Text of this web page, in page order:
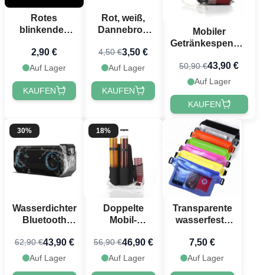
Rotes
blinkendes
Badge 3,5 cm
2,90 €
Auf Lager
KAUFEN
Rot, weiß,
Dannebrog
40 cm
PartyVikings
4,50 €3,50 €
Auf Lager
KAUFEN
Mobiler
Getränkespender
50,90 €43,90 €
Auf Lager
KAUFEN
30%
Wasserdichter
Bluetooth
62,90 €43,90 €
Auf Lager
18%
Doppelte
Mobil-
Liter
56,90 €46,90 €
Auf Lager
Transparente
wasserfeste
17x22 cm
7,50 €
Auf Lager